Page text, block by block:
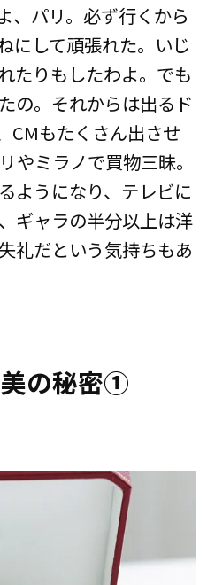
、パリ。必ず行くから
にして頑張れた。いじ
たりもしたわよ。でも
の。それからは出るド
CMもたくさん出させ
やミラノで買物三昧。
ようになり、テレビに
ギャラの半分以上は洋
礼だという気持ちもあ
の秘密①